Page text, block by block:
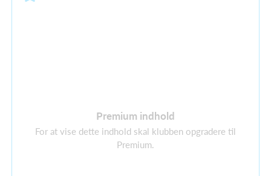
Premium indhold
For at vise dette indhold skal klubben opgradere til
Premium.